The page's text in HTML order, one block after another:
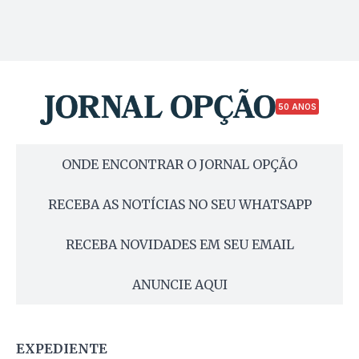
50 ANOS
ONDE ENCONTRAR O JORNAL OPÇÃO
RECEBA AS NOTÍCIAS NO SEU WHATSAPP
RECEBA NOVIDADES EM SEU EMAIL
ANUNCIE AQUI
EXPEDIENTE